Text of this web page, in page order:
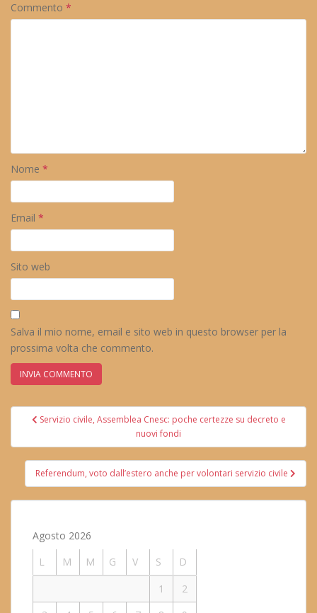
Commento *
Nome *
Email *
Sito web
Salva il mio nome, email e sito web in questo browser per la
prossima volta che commento.
Navigazione
Servizio civile, Assemblea Cnesc: poche certezze su decreto e
nuovi fondi
Referendum, voto dall’estero anche per volontari servizio civile
Agosto 2026
L
M M G V S
D
1
2